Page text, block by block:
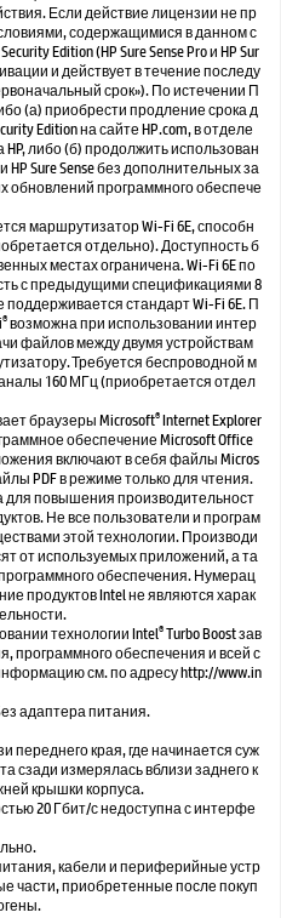
Если действие лицензии не пр
содержащимися в данном с
Edition (HP Sure Sense Pro и HP Sur
и действует в течение последу
срок»). По истечении П
(а) приобрести продление срока д
Edition на сайте HP.com, в отделе
либо (б) продолжить использован
HP Sure Sense без дополнительных за
обновлений программного обеспече
маршрутизатор Wi-Fi 6E, способн
отдельно). Доступность б
местах ограничена. Wi-Fi 6E по
с предыдущими спецификациями 8
поддерживается стандарт Wi-Fi 6E. П
®возможна при использовании интер
файлов между двумя устройствам
Требуется беспроводной м
160 МГц (приобретается отдел
браузеры Microsoft®Internet Explorer
обеспечение Microsoft Office
включают в себя файлы Micros
PDF в режиме только для чтения.
для повышения производительност
Не все пользователи и програм
этой технологии. Производи
от используемых приложений, а та
обеспечения. Нумерац
продуктов Intel не являются харак
технологии Intel®Turbo Boost зав
программного обеспечения и всей с
см. по адресу http://www.in
адаптера питания.
переднего края, где начинается суж
сзади измерялась вблизи заднего к
крышки корпуса.
20 Гбит/с недоступна с интерфе
кабели и периферийные устр
части, приобретенные после покуп